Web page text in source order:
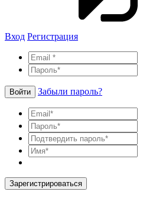
Вход Регистрация
Войти Забыли пароль?
Зарегистрироваться